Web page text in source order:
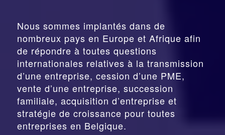
Nous sommes implantés dans de
nombreux pays en Europe et Afrique afin
de répondre à toutes questions
internationales relatives à la transmission
d’une entreprise, cession d’une PME,
vente d’une entreprise, succession
familiale, acquisition d’entreprise et
stratégie de croissance pour toutes
entreprises en Belgique.